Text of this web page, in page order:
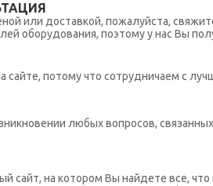
или доставкой, пожалуйста,
оборудования, поэтому у нас Вы
потому что сотрудничаем с
любых вопросов,
на котором Вы найдете все,